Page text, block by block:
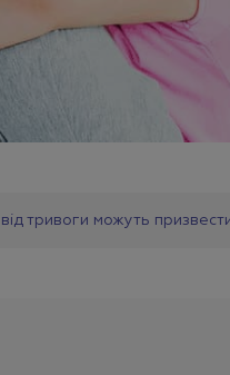
від тривоги можуть